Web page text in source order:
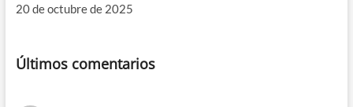
20 de octubre de 2025
Últimos comentarios